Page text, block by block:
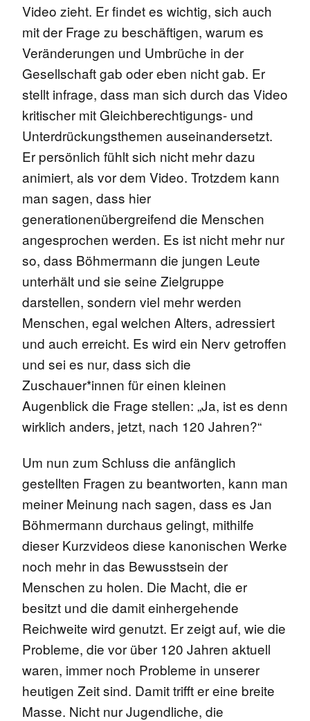
Video zieht. Er findet es wichtig, sich auch
mit der Frage zu beschäftigen, warum es
Veränderungen und Umbrüche in der
Gesellschaft gab oder eben nicht gab. Er
stellt infrage, dass man sich durch das Video
kritischer mit Gleichberechtigungs- und
Unterdrückungsthemen auseinandersetzt.
Er persönlich fühlt sich nicht mehr dazu
animiert, als vor dem Video. Trotzdem kann
man sagen, dass hier
generationenübergreifend die Menschen
angesprochen werden. Es ist nicht mehr nur
so, dass Böhmermann die jungen Leute
unterhält und sie seine Zielgruppe
darstellen, sondern viel mehr werden
Menschen, egal welchen Alters, adressiert
und auch erreicht. Es wird ein Nerv getroffen
und sei es nur, dass sich die
Zuschauer*innen für einen kleinen
Augenblick die Frage stellen: „Ja, ist es denn
wirklich anders, jetzt, nach 120 Jahren?“
Um nun zum Schluss die anfänglich
gestellten Fragen zu beantworten, kann man
meiner Meinung nach sagen, dass es Jan
Böhmermann durchaus gelingt, mithilfe
dieser Kurzvideos diese kanonischen Werke
noch mehr in das Bewusstsein der
Menschen zu holen. Die Macht, die er
besitzt und die damit einhergehende
Reichweite wird genutzt. Er zeigt auf, wie die
Probleme, die vor über 120 Jahren aktuell
waren, immer noch Probleme in unserer
heutigen Zeit sind. Damit trifft er eine breite
Masse. Nicht nur Jugendliche, die